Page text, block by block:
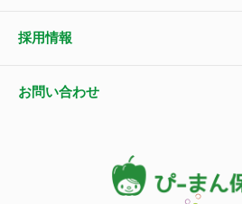
採用情報
お問い合わせ